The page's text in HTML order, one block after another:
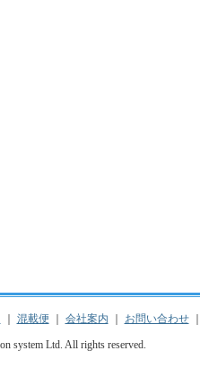
混載便 会社案内 お問い合わせ｜
system Ltd. All rights reserved.